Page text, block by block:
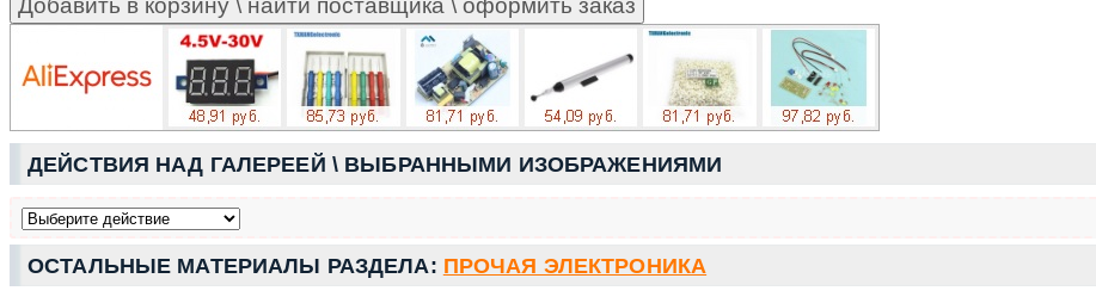
ДЕЙСТВИЯ НАД ГАЛЕРЕЕЙ \ ВЫБРАННЫМИ ИЗОБРАЖЕНИЯМИ
ОСТАЛЬНЫЕ МАТЕРИАЛЫ РАЗДЕЛА: ПРОЧАЯ ЭЛЕКТРОНИКА